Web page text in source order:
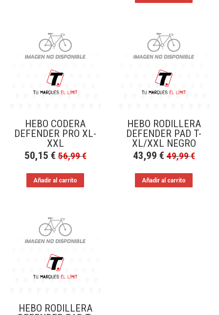
HEBO CODERA
DEFENDER PRO XL-
XXL
50,15 € 56,99€
Añadir al carrito
HEBO RODILLERA
DEFENDER PAD T-
XL/XXL NEGRO
43,99 € 49,99€
Añadir al carrito
HEBO RODILLERA